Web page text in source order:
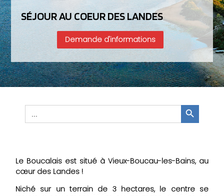
SÉJOUR AU COEUR DES LANDES
Demande d'informations
Search
for:
Search Button
Le Boucalais est situé à Vieux-Boucau-les-Bains, au
cœur des Landes !
Niché sur un terrain de 3 hectares, le centre se